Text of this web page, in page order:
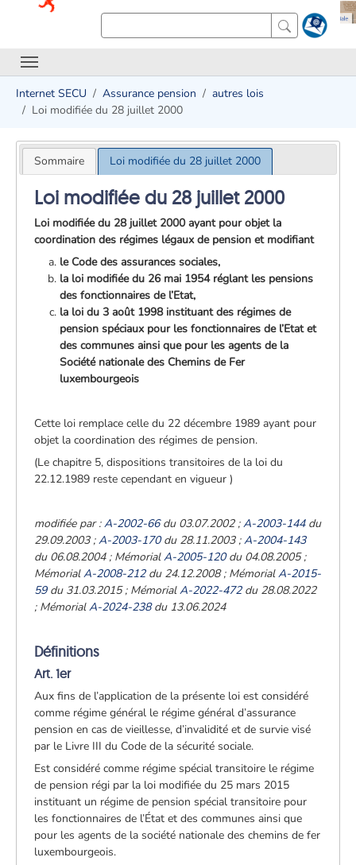
Internet SECU Assurance pension
autres lois
Loi modifiée du 28 juillet 2000
Sommaire Loi modifiée du 28 juillet 2000
Loi modifiée du 28 juillet 2000
Loi modifiée du 28 juillet 2000 ayant pour objet la
coordination des régimes légaux de pension et modifiant
le Code des assurances sociales,
la loi modifiée du 26 mai 1954 réglant les pensions
des fonctionnaires de l’Etat,
la loi du 3 août 1998 instituant des régimes de
pension spéciaux pour les fonctionnaires de l’Etat et
des communes ainsi que pour les agents de la
Société nationale des Chemins de Fer
luxembourgeois
Cette loi remplace celledu 22 décembre 1989 ayant pour
objet la coordination des régimes de pension.
(Le chapitre 5, dispositions transitoires de la loi du
22.12.1989 reste cependant en vigueur )
modifiée par :A-2002-66du 03.07.2002 ;A-2003-144du
29.09.2003 ;A-2003-170du 28.11.2003 ;A-2004-143
du 06.08.2004 ; MémorialA-2005-120du 04.08.2005 ;
MémorialA-2008-212du 24.12.2008 ; MémorialA-2015-
59du 31.03.2015 ; MémorialA-2022-472du 28.08.2022
;MémorialA-2024-238du 13.06.2024
Définitions
Art. 1er
Aux fins de l’application de la présente loi est considéré
comme régime général le régime général d’assurance
pension en cas de vieillesse, d’invalidité et de survie visé
par le Livre III du Code de la sécurité sociale.
Est considéré comme régime spécial transitoire le régime
de pension régi par la loi modifiée du 25 mars 2015
instituant un régime de pension spécial transitoire pour
les fonctionnaires de l’État et des communes ainsi que
pour les agents de la société nationale des chemins de fer
luxembourgeois.